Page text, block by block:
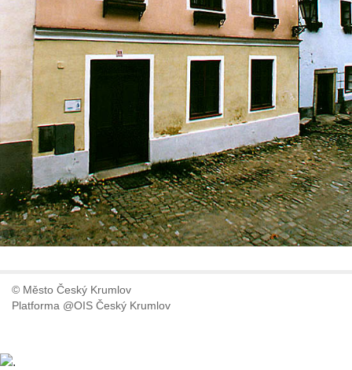
© Město Český Krumlov
Platforma @OIS Český Krumlov